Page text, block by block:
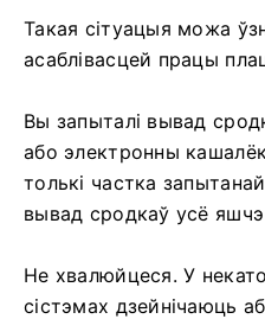
Такая сітуацыя можа
асаблівасцей працы
Вы запыталі вывад
або электронны
толькі частка
вывад сродкаў усё
Не хвалюйцеся. У
сістэмах дзейнічаюць